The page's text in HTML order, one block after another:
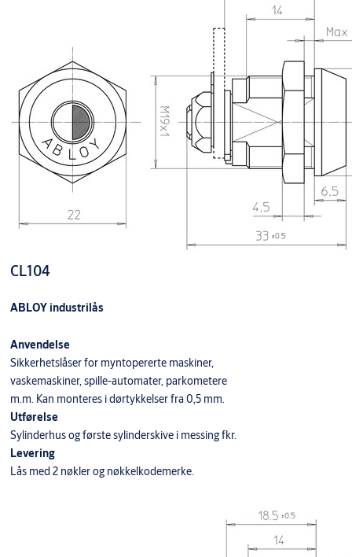
CL104
ABLOY industrilås
Anvendelse
Sikkerhetslåser for myntopererte maskiner,
vaskemaskiner, spille-automater, parkometere
m.m. Kan monteres i dørtykkelser fra 0,5 mm.
Utførelse
Sylinderhus og første sylinderskive i messing fkr.
Levering
Lås med 2 nøkler og nøkkelkodemerke.